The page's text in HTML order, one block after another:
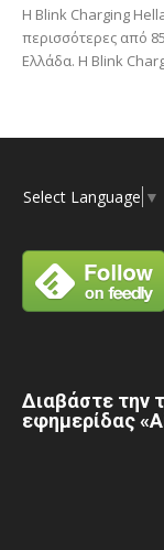
H Blink Charging
περισσότερες από
Ελλάδα. Η Blink
Select Language ▼
Διαβάστε την
εφημερίδας